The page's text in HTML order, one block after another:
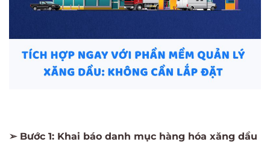
➢ Bước 1: Khai báo danh mục hàng hóa xăng dầu